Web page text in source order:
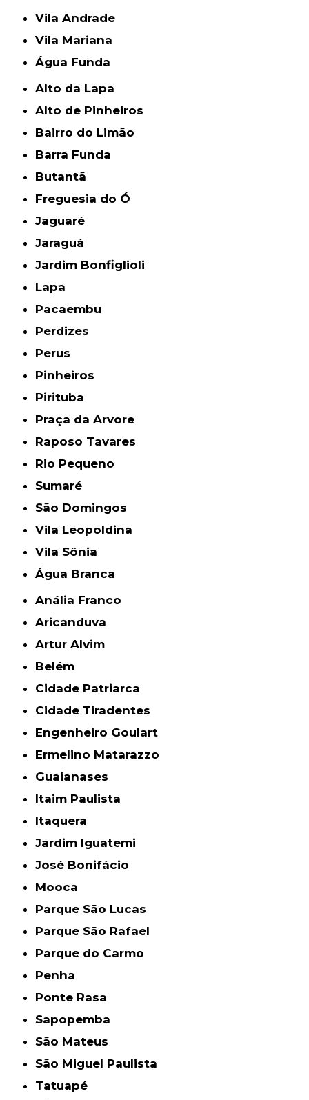
Vila Andrade
Vila Mariana
Água Funda
Alto da Lapa
Alto de Pinheiros
Bairro do Limão
Barra Funda
Butantã
Freguesia do Ó
Jaguaré
Jaraguá
Jardim Bonfiglioli
Lapa
Pacaembu
Perdizes
Perus
Pinheiros
Pirituba
Praça da Arvore
Raposo Tavares
Rio Pequeno
Sumaré
São Domingos
Vila Leopoldina
Vila Sônia
Água Branca
Anália Franco
Aricanduva
Artur Alvim
Belém
Cidade Patriarca
Cidade Tiradentes
Engenheiro Goulart
Ermelino Matarazzo
Guaianases
Itaim Paulista
Itaquera
Jardim Iguatemi
José Bonifácio
Mooca
Parque São Lucas
Parque São Rafael
Parque do Carmo
Penha
Ponte Rasa
Sapopemba
São Mateus
São Miguel Paulista
Tatuapé